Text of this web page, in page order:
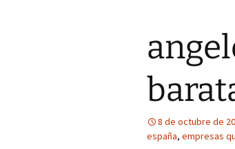
8 de octubre de
españa, empresas